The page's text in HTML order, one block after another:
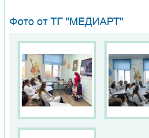
Фото от ТГ "МЕДИАРТ"